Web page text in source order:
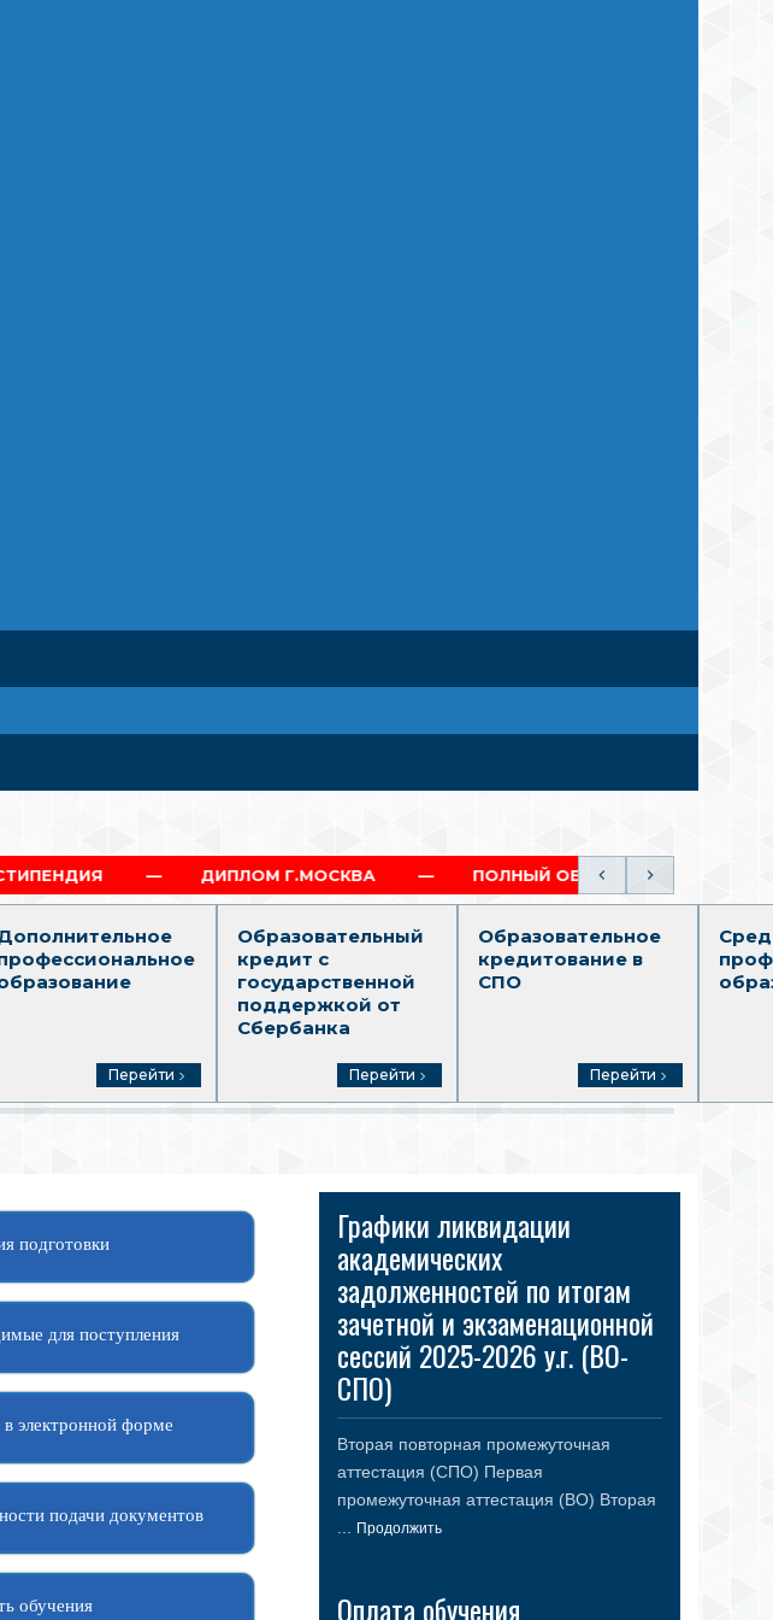
ДИПЛОМ Г.МОСКВА ПОЛНЫЙ ОБРАЗОВАТЕЛЬНЫЙ ТРЕК (СПО-ВО)
Перейти
Образовательный
кредит с
государственной
поддержкой от
Сбербанка
Перейти
Образовательное
кредитование в
СПО
Перейти
подготовки
для поступления
электронной форме
подачи документов
обучения
Графики ликвидации
академических
задолженностей по итогам
зачетной и экзаменационной
сессий 2025-2026 у.г. (ВО-
СПО)
Вторая повторная промежуточная
аттестация (СПО) Первая
промежуточная аттестация (ВО) Вторая
... Продолжить
Оплата обучения